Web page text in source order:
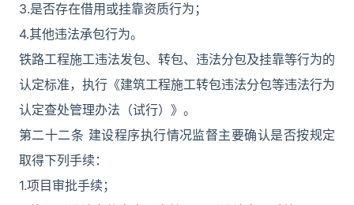
3.是否存在借用或挂靠资质行为；
4.其他违法承包行为。
铁路工程施工违法发包、转包、违法分包及挂靠等行为的
认定标准，执行《建筑工程施工转包违法分包等违法行为
认定查处管理办法（试行）》。
第二十二条 建设程序执行情况监督主要确认是否按规定
取得下列手续：
1.项目审批手续；